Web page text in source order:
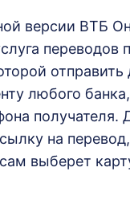
версии ВТБ
переводов
отправить
любого
получателя.
на
выберет